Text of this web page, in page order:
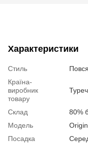
Характеристики
Стиль
Країна-
виробник
товару
Склад
80%
Модель
Посадка